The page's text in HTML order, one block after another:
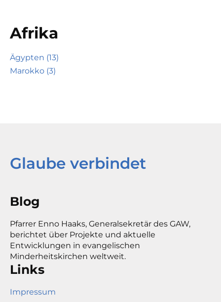
Afrika
Ägypten (13)
Marokko (3)
Glaube verbindet
Blog
Pfarrer Enno Haaks, Generalsekretär des GAW,
berichtet über Projekte und aktuelle
Entwicklungen in evangelischen
Minderheitskirchen weltweit.
Links
Impressum